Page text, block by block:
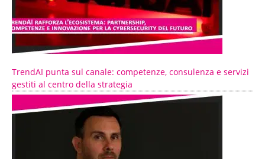
TrendAI punta sul canale: competenze, consulenza e servizi
gestiti al centro della strategia